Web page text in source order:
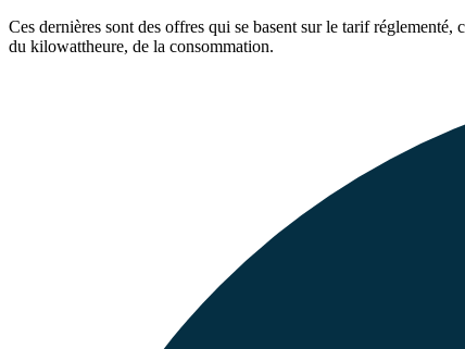
Ces dernières sont des offres qui se basent sur le tarif
du kilowattheure, de la consommation.